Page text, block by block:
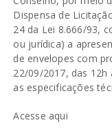
Dispensa de
24 da Lei 8.666/93,
ou jurídica) a
de envelopes com
22/09/2017, das 12h
as especificações
Acesse aqui